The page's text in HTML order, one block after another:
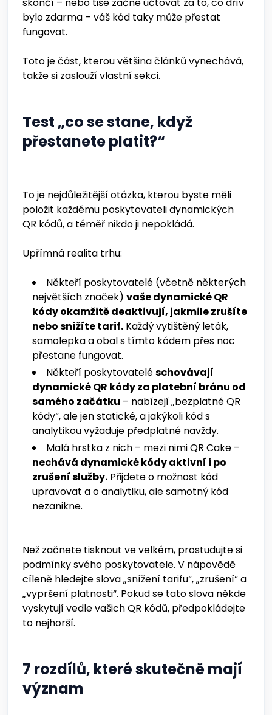
bylo zdarma – váš kód taky může přestat
fungovat.
Toto je část, kterou většina článků vynechává,
takže si zaslouží vlastní sekci.
Test „co se stane, když
přestanete platit?“
To je nejdůležitější otázka, kterou byste měli
položit každému poskytovateli dynamických
QR kódů, a téměř nikdo ji nepokládá.
Upřímná realita trhu:
Někteří poskytovatelé (včetně některých
největších značek) vaše dynamické QR
kódy okamžitě deaktivují, jakmile zrušíte
nebo snížíte tarif. Každý vytištěný leták,
samolepka a obal s tímto kódem přes noc
přestane fungovat.
Někteří poskytovateléschovávají
dynamické QR kódy za platební bránu od
samého začátku – nabízejí „bezplatné QR
kódy“, ale jen statické, a jakýkoli kód s
analytikou vyžaduje předplatné navždy.
Malá hrstka z nich – mezi nimi QR Cake –
nechává dynamické kódy aktivní i po
zrušení služby. Přijdete o možnost kód
upravovat a o analytiku, ale samotný kód
nezanikne.
Než začnete tisknout ve velkém, prostudujte si
podmínky svého poskytovatele. V nápovědě
cíleně hledejte slova „snížení tarifu“, „zrušení“ a
„vypršení platnosti“. Pokud se tato slova někde
vyskytují vedle vašich QR kódů, předpokládejte
to nejhorší.
7 rozdílů, které skutečně mají
význam